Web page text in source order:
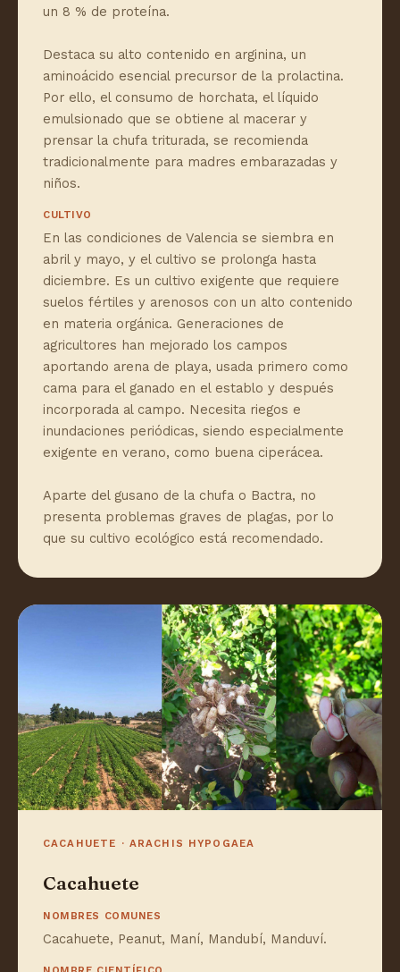
un 8 % de proteína.
Destaca su alto contenido en arginina, un
aminoácido esencial precursor de la prolactina.
Por ello, el consumo de horchata, el líquido
emulsionado que se obtiene al macerar y
prensar la chufa triturada, se recomienda
tradicionalmente para madres embarazadas y
niños.
CULTIVO
En las condiciones de Valencia se siembra en
abril y mayo, y el cultivo se prolonga hasta
diciembre. Es un cultivo exigente que requiere
suelos fértiles y arenosos con un alto contenido
en materia orgánica. Generaciones de
agricultores han mejorado los campos
aportando arena de playa, usada primero como
cama para el ganado en el establo y después
incorporada al campo. Necesita riegos e
inundaciones periódicas, siendo especialmente
exigente en verano, como buena ciperácea.
Aparte del gusano de la chufa o Bactra, no
presenta problemas graves de plagas, por lo
que su cultivo ecológico está recomendado.
CACAHUETE · ARACHIS HYPOGAEA
Cacahuete
NOMBRES COMUNES
Cacahuete, Peanut, Maní, Mandubí, Manduví.